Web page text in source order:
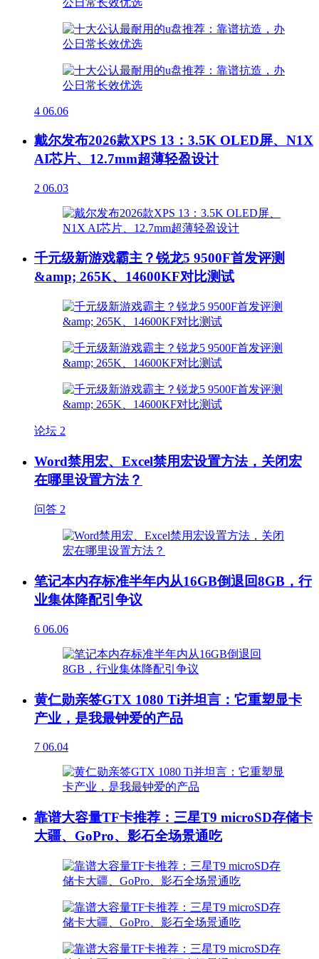
4 06.06
戴尔发布2026款XPS 13：3.5K OLED屏、N1X
AI芯片、12.7mm超薄轻盈设计
2 06.03
千元级新游戏霸主？锐龙5 9500F首发评测
&amp; 265K、14600KF对比测试
论坛 2
Word禁用宏、Excel禁用宏设置方法，关闭宏
在哪里设置方法？
问答 2
笔记本内存标准半年内从16GB倒退回8GB，行
业集体降配引争议
6 06.06
黄仁勋亲签GTX 1080 Ti并坦言：它重塑显卡
产业，是我最钟爱的产品
7 06.04
靠谱大容量TF卡推荐：三星T9 microSD存储卡
大疆、GoPro、影石全场景通吃